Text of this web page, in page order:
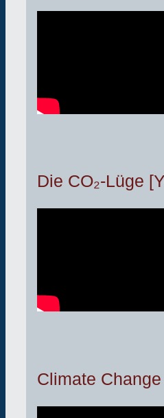
Die CO₂-Lüge
Climate